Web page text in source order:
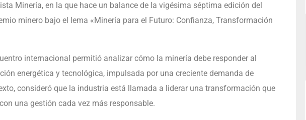
Minería, en la que hace un balance de la vigésima séptima edición del
minero bajo el lema «Minería para el Futuro: Confianza, Transformación
internacional permitió analizar cómo la minería debe responder al
energética y tecnológica, impulsada por una creciente demanda de
consideró que la industria está llamada a liderar una transformación que
una gestión cada vez más responsable.